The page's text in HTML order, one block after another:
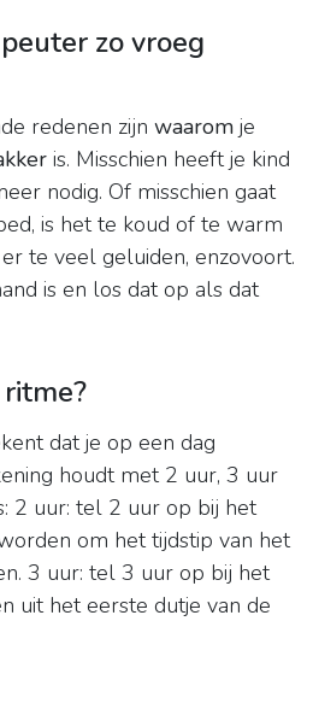
zo vroeg
redenen zijn waarom je
is. Misschien heeft je kind
nodig. Of misschien gaat
is het te koud of te warm
te veel geluiden, enzovoort.
is en los dat op als dat
dat je op een dag
houdt met 2 uur, 3 uur
2 uur: tel 2 uur op bij het
om het tijdstip van het
3 uur: tel 3 uur op bij het
uit het eerste dutje van de